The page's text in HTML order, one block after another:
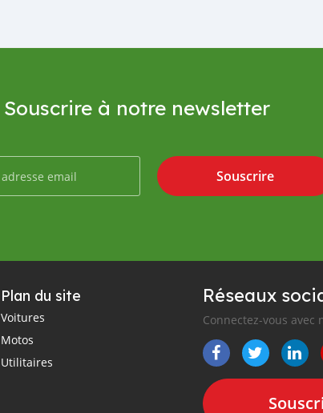
Souscrire à notre newsletter
Souscrire
Plan du site
Voitures
Motos
Utilitaires
Réseaux
Connectez-vous avec